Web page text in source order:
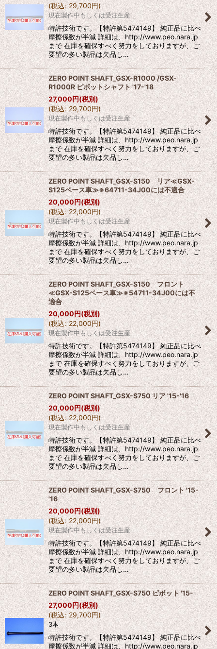
(税込: 29,700円)
現在製作中もしくは受注生産
特許技術です。【特許第5474149】 純正品に比べ
摩擦係数が半減 詳細は、http://www.peo.nara.jp
まで 在庫を確保すべく努力をしておりますが、ご
要望の多い製品は欠品し…
ZERO POINT SHAFT_GSX-R1000 /GSX-
R1000R ピボットシャフト '17-'18
27,000円(税別)
(税込: 29,700円)
現在製作中もしくは受注生産
特許技術です。【特許第5474149】 純正品に比べ
摩擦係数が半減 詳細は、http://www.peo.nara.jp
まで 在庫を確保すべく努力をしておりますが、ご
要望の多い製品は欠品し…
ZERO POINT SHAFT_GSX-S150 リア≪GSX-
S125ベース車≫※64711-34J00には不適合
20,000円(税別)
(税込: 22,000円)
現在製作中もしくは受注生産
特許技術です。【特許第5474149】 純正品に比べ
摩擦係数が半減 詳細は、http://www.peo.nara.jp
まで 在庫を確保すべく努力をしておりますが、ご
要望の多い製品は欠品し…
ZERO POINT SHAFT_GSX-S150 フロント
≪GSX-S125ベース車≫※54711-34J00には不
適合
20,000円(税別)
(税込: 22,000円)
現在製作中もしくは受注生産
特許技術です。【特許第5474149】 純正品に比べ
摩擦係数が半減 詳細は、http://www.peo.nara.jp
まで 在庫を確保すべく努力をしておりますが、ご
要望の多い製品は欠品し…
ZERO POINT SHAFT_GSX-S750 リア '15-'16
20,000円(税別)
(税込: 22,000円)
現在製作中もしくは受注生産
特許技術です。【特許第5474149】 純正品に比べ
摩擦係数が半減 詳細は、http://www.peo.nara.jp
まで 在庫を確保すべく努力をしておりますが、ご
要望の多い製品は欠品し…
ZERO POINT SHAFT_GSX-S750 フロント '15-
'16
20,000円(税別)
(税込: 22,000円)
現在製作中もしくは受注生産
特許技術です。【特許第5474149】 純正品に比べ
摩擦係数が半減 詳細は、http://www.peo.nara.jp
まで 在庫を確保すべく努力をしておりますが、ご
要望の多い製品は欠品し…
ZERO POINT SHAFT_GSX-S750 ピボット '15-
27,000円(税別)
(税込: 29,700円)
3本
特許技術です。【特許第5474149】 純正品に比べ
摩擦係数が半減 詳細は、http://www.peo.nara.jp